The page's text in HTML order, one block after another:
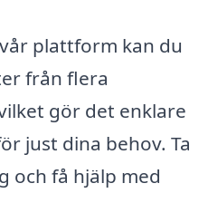
plattform kan du
från flera
gör det enklare
just dina behov. Ta
och få hjälp med